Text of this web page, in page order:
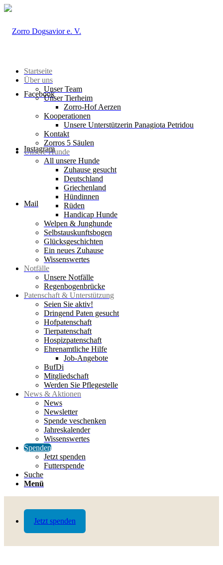
Jetzt spenden
Facebook
Instagram
Mail
Startseite
Über uns
Unser Team
Unser Tierheim
Zorro-Hof Aerzen
Kooperationen
Unsere Unterstützerin Panagiota Petridou
Kontakt
Zorros 5 Säulen
Unsere Hunde
All unsere Hunde
Zuhause gesucht
Deutschland
Griechenland
Hündinnen
Rüden
Handicap Hunde
Welpen & Junghunde
Selbstauskunftsbogen
Glücksgeschichten
Ein neues Zuhause
Wissenswertes
Notfälle
Unsere Notfälle
Regenbogenbrücke
Patenschaft & Unterstützung
Seien Sie aktiv!
Dringend Paten gesucht
Hofpatenschaft
Tierpatenschaft
Hospizpatenschaft
Ehrenamtliche Hilfe
Job-Angebote
BufDi
Mitgliedschaft
Werden Sie Pflegestelle
News & Aktionen
News
Newsletter
Spende veschenken
Jahreskalender
Wissenswertes
Spenden
Jetzt spenden
Futterspende
Suche
Menü